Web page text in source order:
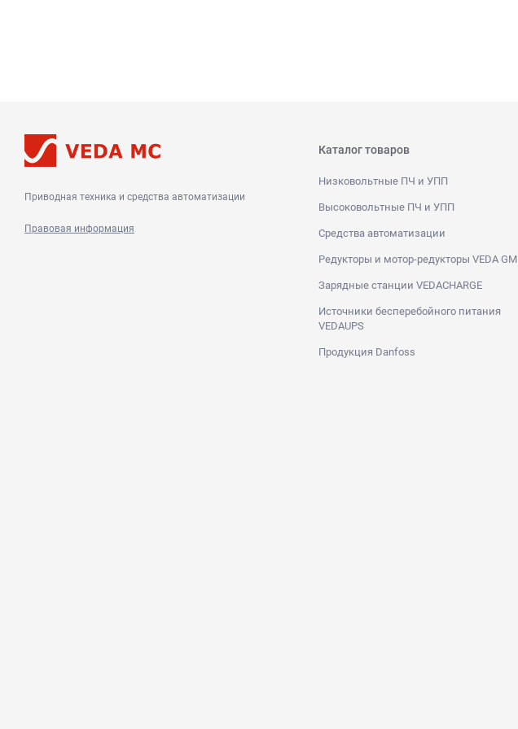
Приводная техника и средства автоматизации
Правовая информация
Каталог товаров
Низковольтные ПЧ и УПП
Высоковольтные ПЧ и УПП
Средства автоматизации
Редукторы и мотор-редукторы VEDA GM
Зарядные станции VEDACHARGE
Источники бесперебойного питания
VEDAUPS
Продукция Danfoss